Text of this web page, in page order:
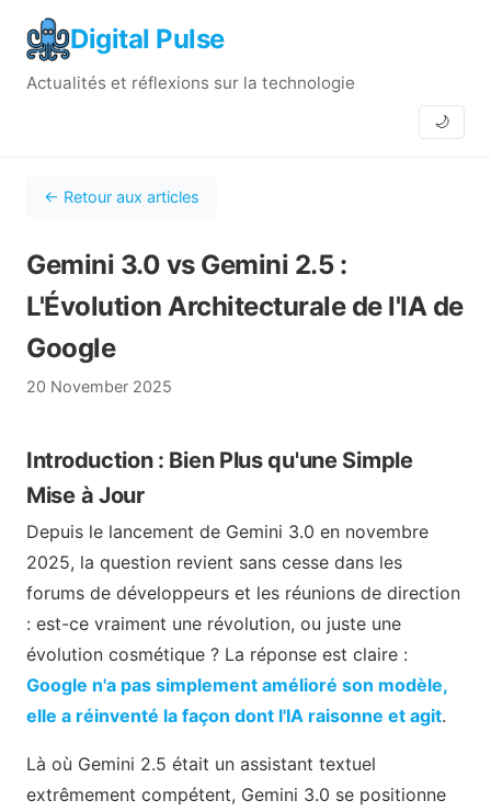
Digital Pulse
Actualités et réflexions sur la technologie
🌙
← Retour aux articles
Gemini 3.0 vs Gemini 2.5 :
L'Évolution Architecturale de l'IA de
Google
20 November 2025
Introduction : Bien Plus qu'une Simple
Mise à Jour
Depuis le lancement de Gemini 3.0 en novembre
2025, la question revient sans cesse dans les
forums de développeurs et les réunions de direction
: est-ce vraiment une révolution, ou juste une
évolution cosmétique ? La réponse est claire :
Google n'a pas simplement amélioré son modèle,
elle a réinventé la façon dont l'IA raisonne et agit.
Là où Gemini 2.5 était un assistant textuel
extrêmement compétent, Gemini 3.0 se positionne